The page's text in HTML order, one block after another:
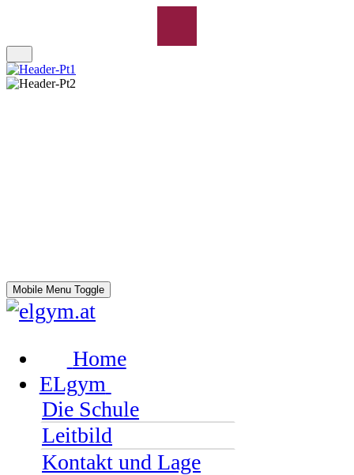
Mobile Menu Toggle
Home
ELgym
Die Schule
Leitbild
Kontakt und Lage